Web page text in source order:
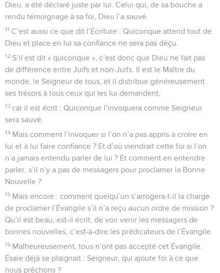
Dieu, a été déclaré juste par lui. Celui qui, de sa bouche a
rendu témoignage à sa foi, Dieu l’a sauvé.
11 C’est aussi ce que dit l’Écriture : Quiconque attend tout de
Dieu et place en lui sa confiance ne sera pas déçu.
12 S’il est dit « quiconque », c’est donc que Dieu ne fait pas
de différence entre Juifs et non-Juifs. Il est le Maître du
monde, le Seigneur de tous, et il distribue généreusement
ses trésors à tous ceux qui les lui demandent,
13 car il est écrit : Quiconque l’invoquera comme Seigneur
sera sauvé.
14 Mais comment l’invoquer si l’on n’a pas appris à croire en
lui et à lui faire confiance ? Et d’où viendrait cette foi si l’on
n’a jamais entendu parler de lui ? Et comment en entendre
parler, s’il n’y a pas de messagers pour proclamer la Bonne
Nouvelle ?
15 Mais encore : comment quelqu’un s’arrogera-t-il la charge
de proclamer l’Évangile s’il n’a reçu aucun ordre de mission ?
Qu’il est beau, est-il écrit, de voir venir les messagers de
bonnes nouvelles, c’est-à-dire les prédicateurs de l’Évangile.
16 Malheureusement, tous n’ont pas accepté cet Évangile.
Ésaïe déjà se plaignait : Seigneur, qui ajoute foi à ce que
nous prêchons ?